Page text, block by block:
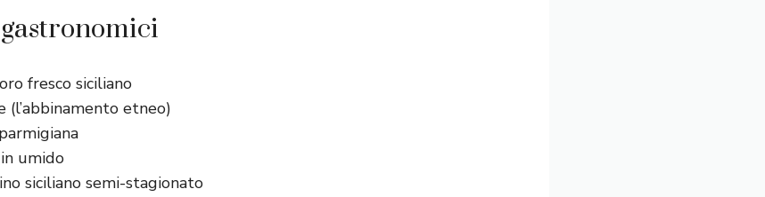
fresco siciliano
(l’abbinamento etneo)
umido
siciliano semi-stagionato